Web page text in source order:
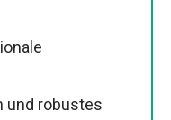
und robustes